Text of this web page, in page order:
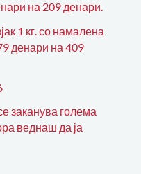
на 209 денари.
1 кг. со намалена
денари на 409
заканува голема
веднаш да ја